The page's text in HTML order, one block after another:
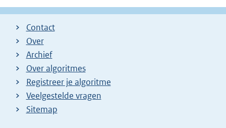
Contact
Over
Archief
Over algoritmes
Registreer je algoritme
Veelgestelde vragen
Sitemap